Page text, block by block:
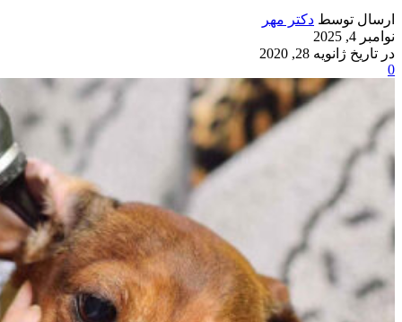
ارسال توسط دکتر مهر
نوامبر 4, 2025
در تاریخ ژانویه 28, 2020
0